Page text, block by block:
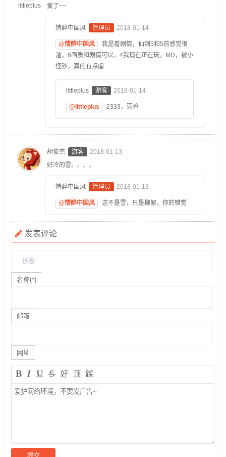
爱了~~
情醉中国风 管理员 2018-01-14
@情醉中国风
我是看剧情，仙剑5和5前感觉很
渣，6画质和剧情可以，4我现在正在玩，MD，被小
怪秒，真的有点虐
littleplus 游客 2018-01-14
@littleplus 2333，弱鸡
胡俊杰 游客
2018-01-13
好冷的雪。。。。
情醉中国风 管理员 2018-01-13
@情醉中国风 这不是雪，只是柳絮，你的错觉
发表评论
名称(*)
邮箱
网址
好 顶 踩